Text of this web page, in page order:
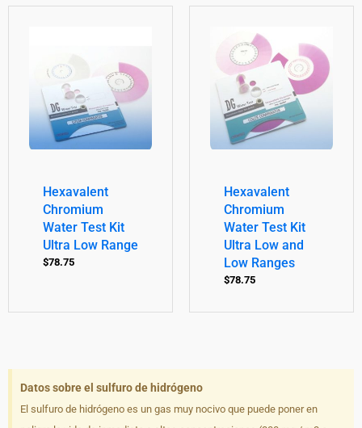
Hexavalent
Chromium
Water Test Kit
Ultra Low Range
$78.75
Hexavalent
Chromium
Water Test Kit
Ultra Low and
Low Ranges
$78.75
Datos sobre el sulfuro de hidrógeno
El sulfuro de hidrógeno es un gas muy nocivo que puede poner en